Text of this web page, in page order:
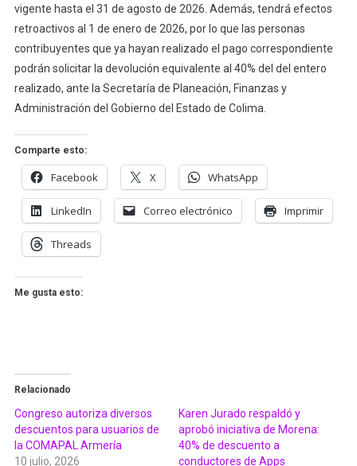
vigente hasta el 31 de agosto de 2026. Además, tendrá efectos
retroactivos al 1 de enero de 2026, por lo que las personas
contribuyentes que ya hayan realizado el pago correspondiente
podrán solicitar la devolución equivalente al 40% del del entero
realizado, ante la Secretaría de Planeación, Finanzas y
Administración del Gobierno del Estado de Colima.
Comparte esto:
Facebook X WhatsApp
LinkedIn Correo electrónico Imprimir
Threads
Me gusta esto:
Relacionado
Congreso autoriza diversos
descuentos para usuarios de
la COMAPAL Armería
10 julio, 2026
Karen Jurado respaldó y
aprobó iniciativa de Morena:
40% de descuento a
conductores de Apps